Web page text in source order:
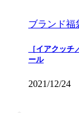
ブランド福
［イアクッ
ール
2021/12/24